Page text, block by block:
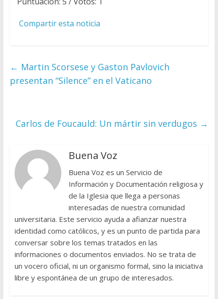
Compartir esta noticia
← Martin Scorsese y Gaston Pavlovich
presentan “Silence” en el Vaticano
Carlos de Foucauld: Un mártir sin verdugos →
Buena Voz
Buena Voz es un Servicio de
Información y Documentación religiosa y
de la Iglesia que llega a personas
interesadas de nuestra comunidad
universitaria. Este servicio ayuda a afianzar nuestra
identidad como católicos, y es un punto de partida para
conversar sobre los temas tratados en las
informaciones o documentos enviados. No se trata de
un vocero oficial, ni un organismo formal, sino la iniciativa
libre y espontánea de un grupo de interesados.